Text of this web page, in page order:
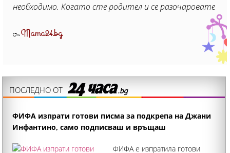
необходимо. Когато сте родител и се разочаровате
ОтMama24.bg
ПОСЛЕДНО ОТ
ФИФА изпрати готови писма за подкрепа на Джани
Инфантино, само подписваш и връщаш
ФИФА е изпратила готови